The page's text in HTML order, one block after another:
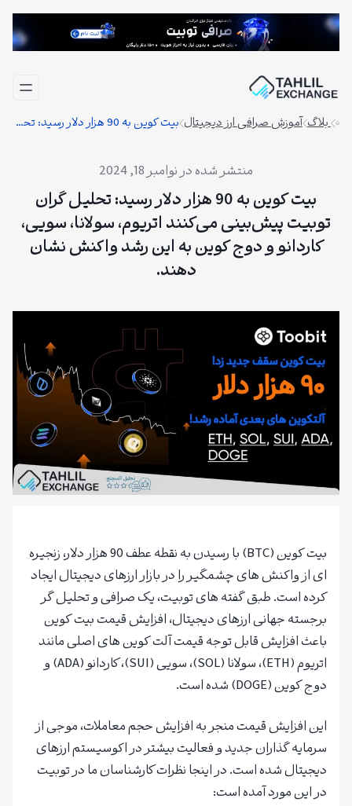
رفتن
بلاگ آموزش صرافی ارز دیجیتال بیت کوین به 90 هزار دلار رسید: تحلیل گران توبیت پیش‌بینی می‌کنند اتریوم، سولانا، سویی، کاردانو و دوج کوین به این رشد واکنش نشان دهند.
نوامبر 18, 2024
بیت کوین به 90 هزار دلار رسید: تحلیل گران
توبیت پیش‌بینی می‌کنند اتریوم، سولانا، سویی،
کاردانو و دوج کوین به این رشد واکنش نشان
دهند.
بیت کوین (BTC) با رسیدن به نقطه عطف 90 هزار دلار، زنجیره
ای از واکنش های چشمگیر را در بازار ارزهای دیجیتال ایجاد
کرده است. طبق گفته های توبیت، یک صرافی و تحلیل گر
برجسته جهانی ارزهای دیجیتال، افزایش قیمت بیت کوین
باعث افزایش قابل توجه قیمت آلت کوین های اصلی مانند
اتریوم (ETH)، سولانا (SOL)، سویی (SUI)، کاردانو (ADA) و
دوج کوین (DOGE) شده است.
این افزایش قیمت منجر به افزایش حجم معاملات، موجی از
سرمایه گذاران جدید و فعالیت بیشتر در اکوسیستم ارزهای
دیجیتال شده است. در اینجا نظرات کارشناسان ما در توبیت
در این مورد آمده است: